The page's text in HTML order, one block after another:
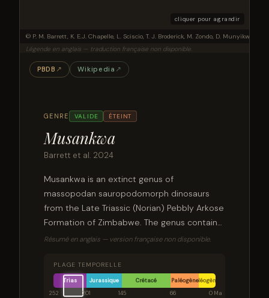
GENRE VALIDE ÉTEINT
Musankwa
Barrett et al. 2024
Musankwa is an extinct genus of
massopodan sauropodomorph dinosaurs
from the Late Triassic (Norian) Pebbly Arkose
Formation of Zimbabwe. The genus contains
a single species, Musankwa sanyatiensis,
Musankwa represents the fourth dinosaur
genus to be named from Zimbabwe.
Résumé en anglais — version française non disponible.
PLAGE TEMPORELLE
Trias Jurassique Crétacé PaléogèneNéogène
252
201 145 66 0 Ma
cliquer pour agrandir
Right hind limb of the sauropodomorph dinosaur Musankwa sanyatiensis gen. et
© P. M. Barrett, K. E.J. Chapelle, L. Sciscio, T. J. Broderick, M. Zondo, D. Munyikwa,
Légende en anglais — traduction française non disponible.
PBDB ↗ Wikipedia ↗